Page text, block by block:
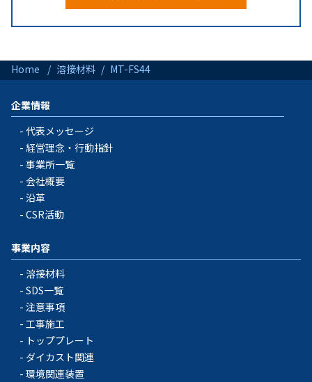
Home 溶接材料 MT-FS44
企業情報
代表メッセージ
経営理念・行動指針
事業所一覧
会社概要
沿革
CSR活動
事業内容
溶接材料
SDS一覧
注意事項
工事施工
トッププレート
ダイカスト関連
環境関連装置